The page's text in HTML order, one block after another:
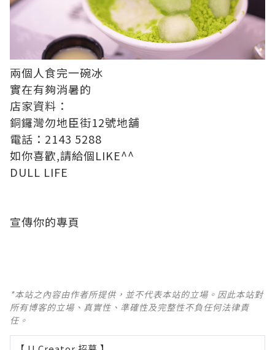
兩個人食完一碗冰
實在有夠消暑的
店家資料：
銅鑼灣勿地臣街12號地舖
電話：2143 5288
如你喜歡,請給個LIKE^^
DULL LIFE
宣傳你的專頁
*本站之內容由作者所提供，並不代表本站的立場。因此本站對
所有博客的立場、真實性、準確性及完整性不負任何法律責
任。